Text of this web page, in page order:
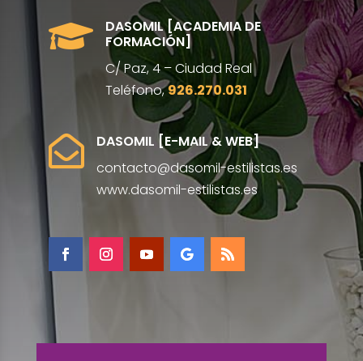

DASOMIL [ACADEMIA DE
FORMACIÓN]
C/ Paz, 4 – Ciudad Real
Teléfono,926.270.031

DASOMIL [E-MAIL & WEB]
contacto@dasomil-estilistas.es
www.dasomil-estilistas.es